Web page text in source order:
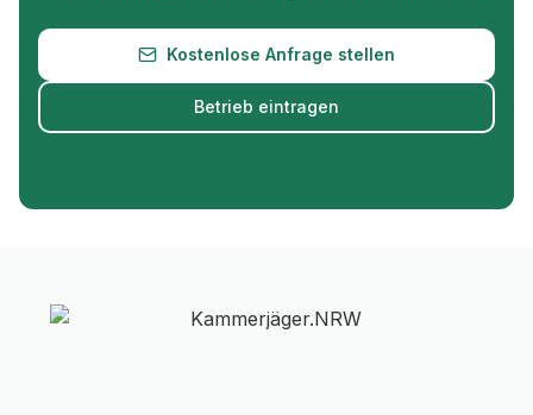
Kostenlose Anfrage stellen
Betrieb eintragen